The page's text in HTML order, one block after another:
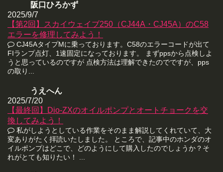
阪口ひろかず
2025/9/7
【第2回】スカイウェイブ250（CJ44A・CJ45A）のC58
エラーを修理してみよう！
CJ45AタイプMに乗っております。C58のエラーコードが出て
FIランプ点灯、1速固定になっております。 まずppsから点検しよ
うと思っているのですが 点検方法は理解できたのでですが、pps
の取り...
うえへん
2025/7/20
【最終回】Dio-ZXのオイルポンプとオートチョークを交
換してみよう！
私がしようとしている作業をそのまま解説してくれていて、大
変ありがたく拝読いたしました。 ところで、記事中のホンダのオ
イルポンプはどこで、どのようにして購入したのでしょうか？そ
れがとても知りたい！ ...